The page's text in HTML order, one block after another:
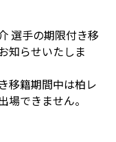
選手の期限付き移
知らせいたしま
移籍期間中は柏レ
できません。